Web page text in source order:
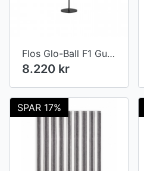
Flos Glo-Ball F1 Gulvlampe
8.220 kr
SPAR 17%